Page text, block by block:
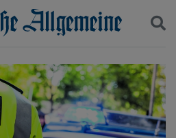
Politik
Kultur